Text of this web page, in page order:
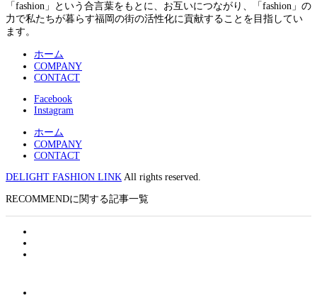
「fashion」という合言葉をもとに、お互いにつながり、「fashion」の
力で私たちが暮らす福岡の街の活性化に貢献することを目指してい
ます。
ホーム
COMPANY
CONTACT
Facebook
Instagram
ホーム
COMPANY
CONTACT
DELIGHT FASHION LINK All rights reserved.
RECOMMENDに関する記事一覧